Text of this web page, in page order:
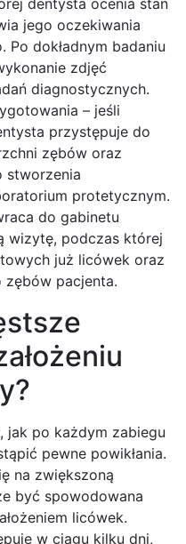
dentysta ocenia stan
jego oczekiwania
dokładnym badaniu
zdjęć
diagnostycznych.
– jeśli
przystępuje do
zębów oraz
stworzenia
protetycznym.
do gabinetu
wizytę, podczas której
już licówek oraz
zębów pacjenta.
jak po każdym zabiegu
pewne powikłania.
na zwiększoną
być spowodowana
licówek.
w ciągu kilku dni,